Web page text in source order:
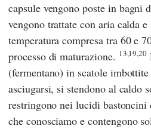
capsule vengono poste in bagni
vengono trattate con aria calda e
temperatura compresa tra 60 e
processo di maturazione. 13,19,20
(fermentano) in scatole imbottite
asciugarsi, si stendono al caldo
restringono nei lucidi
che conosciamo e contengono